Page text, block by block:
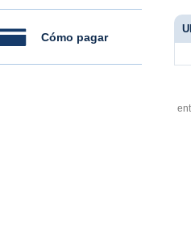
Cómo pagar